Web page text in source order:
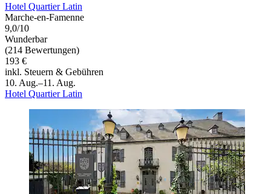
Hotel Quartier Latin
Marche-en-Famenne
9,0/10
Wunderbar
(214 Bewertungen)
193 €
inkl. Steuern & Gebühren
10. Aug.–11. Aug.
Hotel Quartier Latin